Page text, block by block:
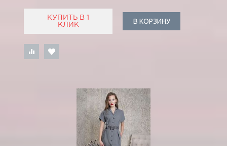
КУПИТЬ В 1
КЛИК
В КОРЗИНУ